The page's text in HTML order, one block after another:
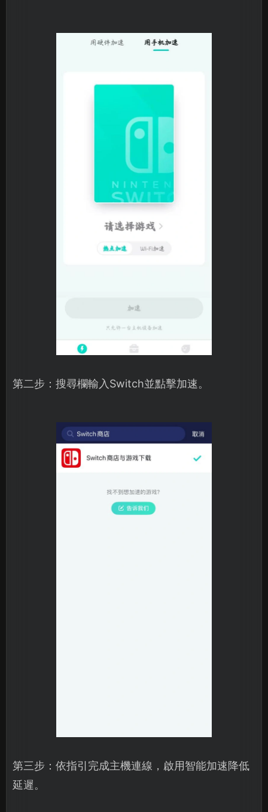
第二步：搜尋欄輸入Switch並點擊加速。
第三步：依指引完成主機連線，啟用智能加速降低
延遲。